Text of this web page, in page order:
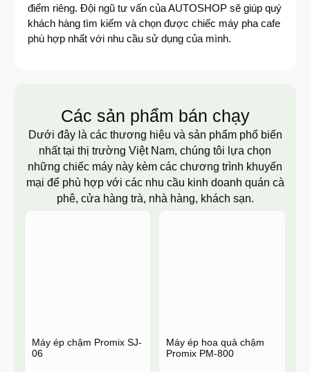
điểm riêng. Đội ngũ tư vấn của AUTOSHOP sẽ giúp quý
khách hàng tìm kiếm và chọn được chiếc máy pha cafe
phù hợp nhất với nhu cầu sử dụng của mình.
Các sản phẩm bán chạy
Dưới đây là các thương hiệu và sản phẩm phổ biến
nhất tại thị trường Việt Nam, chúng tôi lựa chọn
những chiếc máy này kèm các chương trình khuyến
mại để phù hợp với các nhu cầu kinh doanh quán cà
phê, cửa hàng trà, nhà hàng, khách sạn.
Máy ép chậm Promix SJ-
06
Máy ép hoa quả chậm
Promix PM-800